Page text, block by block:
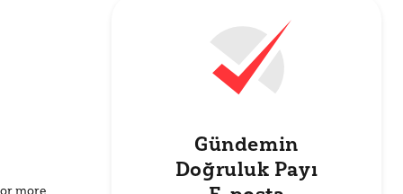
more
Gündemin
Doğruluk Payı